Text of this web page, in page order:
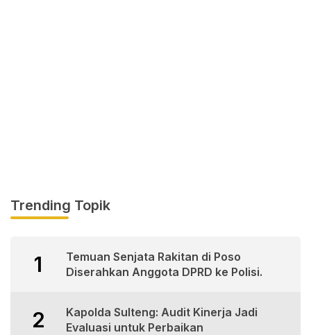
Trending Topik
1
Temuan Senjata Rakitan di Poso
Diserahkan Anggota DPRD ke Polisi.
2
Kapolda Sulteng: Audit Kinerja Jadi
Evaluasi untuk Perbaikan